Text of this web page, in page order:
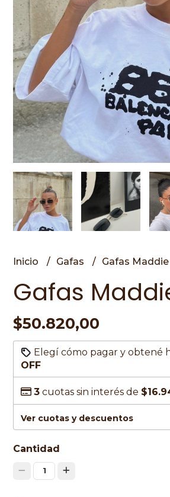
Inicio Gafas Gafas
Gafas
$50.820,00
Elegí cómo pagar y obtené
OFF
3 cuotas sin interés de
Ver cuotas y descuentos
Cantidad
1